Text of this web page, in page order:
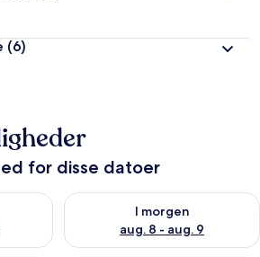
(6)
for disse datoer
aften aug. 7 - aug. 8
I morgen
aug. 8 - aug. 9
Tjek tilgængelighed for i